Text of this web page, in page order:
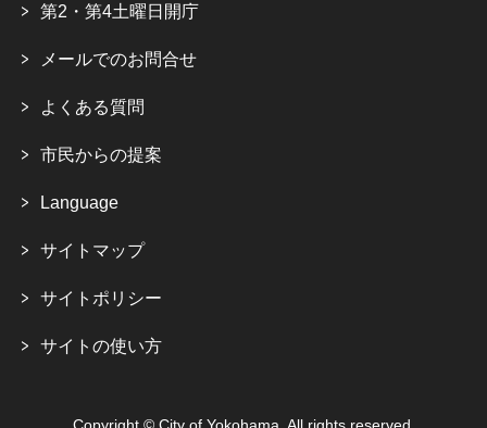
第2・第4土曜日開庁
メールでのお問合せ
よくある質問
市民からの提案
Language
サイトマップ
サイトポリシー
サイトの使い方